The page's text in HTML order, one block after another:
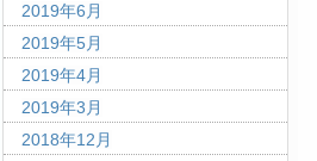
2019年6月
2019年5月
2019年4月
2019年3月
2018年12月